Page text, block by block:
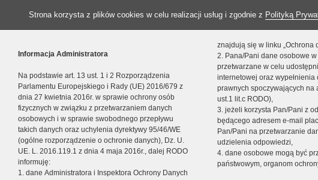
Strona korzysta z plików cookies w celu realizacji usług i zgodnie z Polityką
Informacja Administratora
Na podstawie art. 13 ust. 1 i 2 Rozporządzenia
Parlamentu Europejskiego i Rady (UE) 2016/679 z
dnia 27 kwietnia 2016r. w sprawie ochrony osób
fizycznych w związku z przetwarzaniem danych
osobowych i w sprawie swobodnego przepływu
takich danych oraz uchylenia dyrektywy 95/46/WE
(ogólne rozporządzenie o ochronie danych), Dz. U.
UE. L. 2016.119.1 z dnia 4 maja 2016r., dalej RODO
informuję:
1. dane Administratora i Inspektora Ochrony Danych
znajdują się w linku „Ochrona
2. Pana/Pani dane osobowe
przetwarzane w celu
internetowej oraz wypełnienia
prawnych spoczywających na
ust.1 lit.c RODO),
3. jeżeli korzysta Pan/Pani z
będącego adresem e-mail
Pan/Pani na przetwarzanie
udzielenia odpowiedzi,
4. dane osobowe mogą być
państwowym, organom